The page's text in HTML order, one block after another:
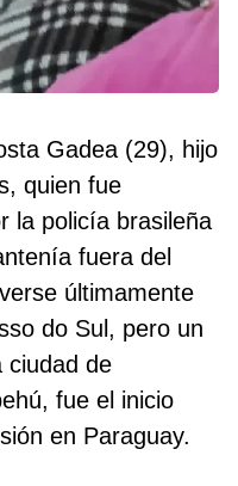
Gadea (29), hijo
quien fue
la policía brasileña
fuera del
últimamente
do Sul, pero un
ciudad de
fue el inicio
en Paraguay.